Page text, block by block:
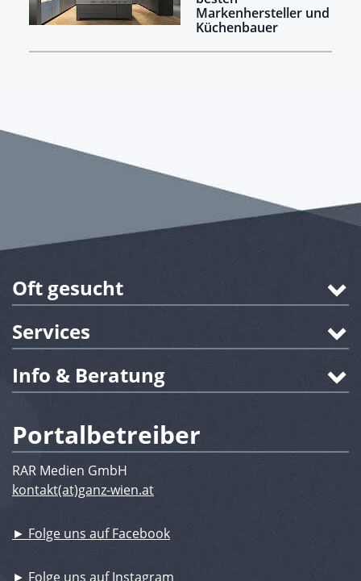
Markenhersteller und
Küchenbauer
Oft gesucht
Services
Info & Beratung
Portalbetreiber
RAR Medien GmbH
kontakt(at)ganz-wien.at
► Folge uns auf Facebook
► Folge uns auf Instagram